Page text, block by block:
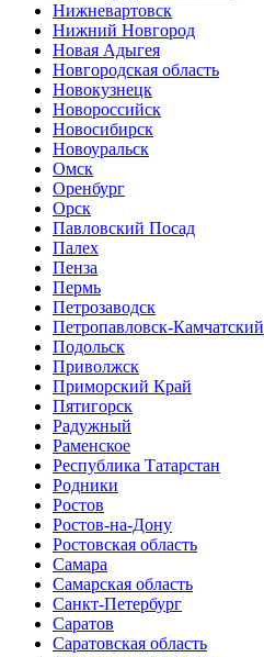
Нижневартовск
Нижний Новгород
Новая Адыгея
Новгородская область
Новокузнецк
Новороссийск
Новосибирск
Новоуральск
Омск
Оренбург
Орск
Павловский Посад
Палех
Пенза
Пермь
Петрозаводск
Петропавловск-Камчатский
Подольск
Приволжск
Приморский Край
Пятигорск
Радужный
Раменское
Республика Татарстан
Родники
Ростов
Ростов-на-Дону
Ростовская область
Самара
Самарская область
Санкт-Петербург
Саратов
Саратовская область